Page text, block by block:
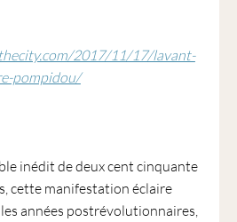
2017/11/17/lavant-
pompidou/
inédit de deux cent cinquante
cette manifestation éclaire
années postrévolutionnaires,